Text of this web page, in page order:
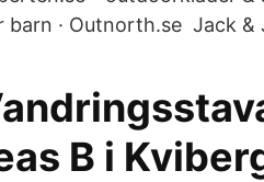
barn · Outnorth.se Jack &
B i